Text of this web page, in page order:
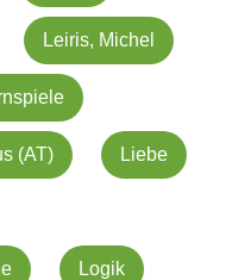
Leiris, Michel
(AT) Liebe
Logik